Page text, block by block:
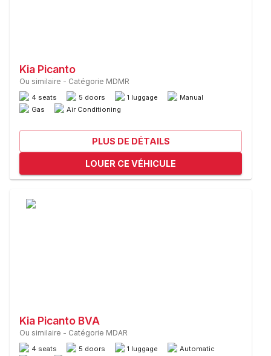
Kia Picanto
Ou similaire - Catégorie MDMR
4 seats 5 doors 1 luggage
Manual
Gas
Air Conditioning
PLUS DE DÉTAILS
LOUER CE VÉHICULE
Kia Picanto BVA
Ou similaire - Catégorie MDAR
4 seats 5 doors 1 luggage
Automatic